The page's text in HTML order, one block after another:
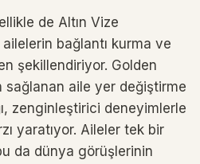
de Altın Vize
ailelerin bağlantı kurma ve
şekillendiriyor. Golden
sağlanan aile yer değiştirme
zenginleştirici deneyimlerle
yaratıyor. Aileler tek bir
da dünya görüşlerinin